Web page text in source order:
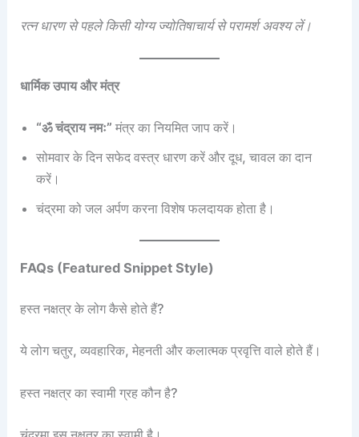
रत्न धारण से पहले किसी योग्य ज्योतिषाचार्य से परामर्श अवश्य लें।
धार्मिक उपाय और मंत्र
“ॐ चंद्राय नमः” मंत्र का नियमित जाप करें।
सोमवार के दिन सफेद वस्त्र धारण करें और दूध, चावल का दान
करें।
चंद्रमा को जल अर्पण करना विशेष फलदायक होता है।
FAQs (Featured Snippet Style)
हस्त नक्षत्र के लोग कैसे होते हैं?
ये लोग चतुर, व्यवहारिक, मेहनती और कलात्मक प्रवृत्ति वाले होते हैं।
हस्त नक्षत्र का स्वामी ग्रह कौन है?